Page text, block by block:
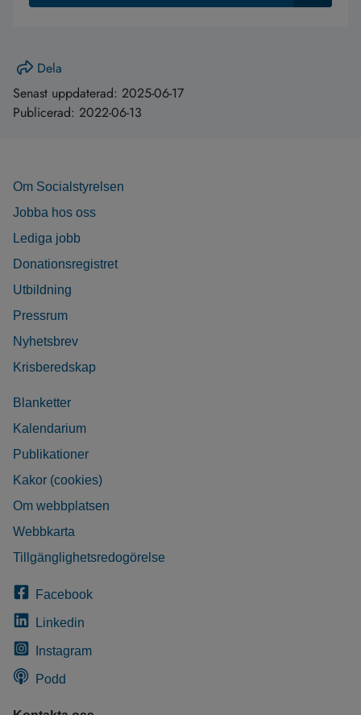
Dela
Senast uppdaterad: 2025-06-17
Publicerad: 2022-06-13
Om Socialstyrelsen
Jobba hos oss
Lediga jobb
Donationsregistret
Utbildning
Pressrum
Nyhetsbrev
Krisberedskap
Blanketter
Kalendarium
Publikationer
Kakor (cookies)
Om webbplatsen
Webbkarta
Tillgänglighetsredogörelse
Facebook
Linkedin
Instagram
Podd